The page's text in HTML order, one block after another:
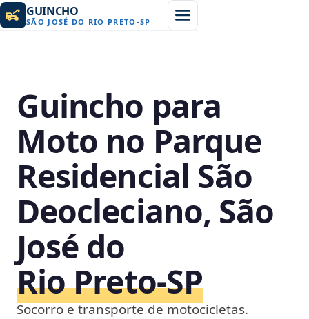
GUINCHO
SÃO JOSÉ DO RIO PRETO -SP
Guincho para
Moto no Parque
Residencial São
Deocleciano, São
José do
Rio Preto‑SP
Socorro e transporte de motocicletas.